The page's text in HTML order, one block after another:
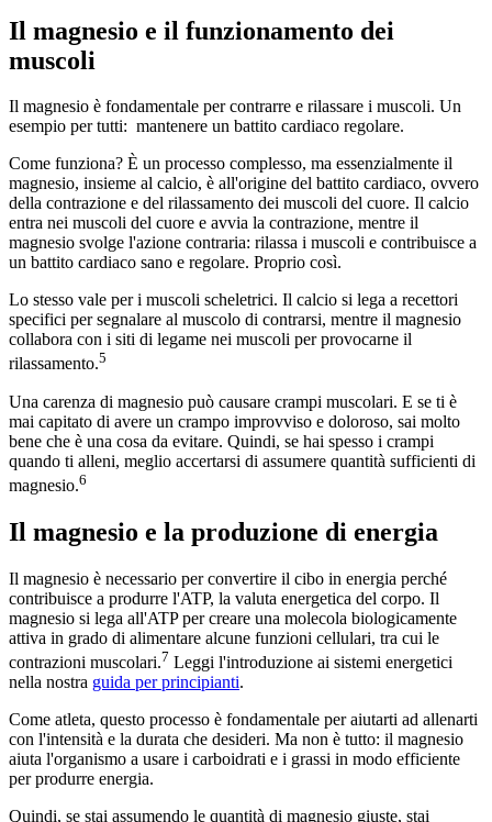
Il magnesio e il funzionamento dei
muscoli
Il magnesio è fondamentale per contrarre e rilassare i muscoli. Un
esempio per tutti: mantenere un battito cardiaco regolare.
Come funziona? È un processo complesso, ma essenzialmente il
magnesio, insieme al calcio, è all'origine del battito cardiaco, ovvero
della contrazione e del rilassamento dei muscoli del cuore. Il calcio
entra nei muscoli del cuore e avvia la contrazione, mentre il
magnesio svolge l'azione contraria: rilassa i muscoli e contribuisce a
un battito cardiaco sano e regolare. Proprio così.
Lo stesso vale per i muscoli scheletrici. Il calcio si lega a recettori
specifici per segnalare al muscolo di contrarsi, mentre il magnesio
collabora con i siti di legame nei muscoli per provocarne il
rilassamento.5
Una carenza di magnesio può causare crampi muscolari. E se ti è
mai capitato di avere un crampo improvviso e doloroso, sai molto
bene che è una cosa da evitare. Quindi, se hai spesso i crampi
quando ti alleni, meglio accertarsi di assumere quantità sufficienti di
magnesio.6
Il magnesio e la produzione di energia
Il magnesio è necessario per convertire il cibo in energia perché
contribuisce a produrre l'ATP, la valuta energetica del corpo. Il
magnesio si lega all'ATP per creare una molecola biologicamente
attiva in grado di alimentare alcune funzioni cellulari, tra cui le
contrazioni muscolari.7 Leggi l'introduzione ai sistemi energetici
nella nostra guida per principianti.
Come atleta, questo processo è fondamentale per aiutarti ad allenarti
con l'intensità e la durata che desideri. Ma non è tutto: il magnesio
aiuta l'organismo a usare i carboidrati e i grassi in modo efficiente
per produrre energia.
Quindi, se stai assumendo le quantità di magnesio giuste, stai